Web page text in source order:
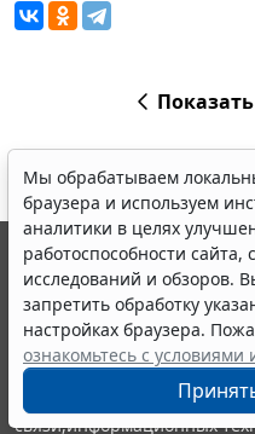
Мы обрабатываем
браузера и используем
аналитики в целях
работоспособности сайта,
исследований и обзоров.
запретить обработку
настройках браузера.
ознакомьтесь с условиями
© ООО "НПП "ГАРАНТ-
выпускается с 1990 года.
являются участниками
информации ГАРАНТ.
Портал ГАРАНТ.РУ
издания Федеральной
связи,информационных